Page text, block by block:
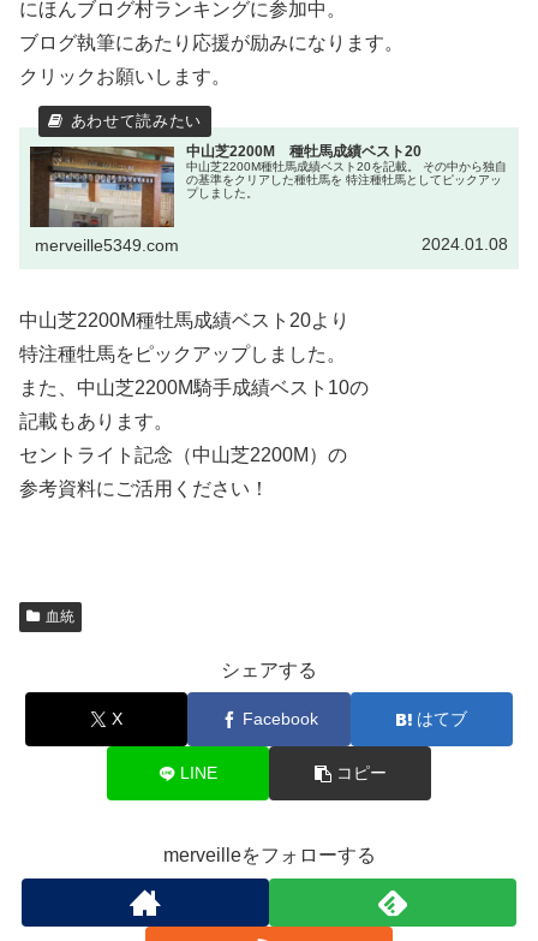
にほんブログ村ランキングに参加中。
ブログ執筆にあたり応援が励みになります。
クリックお願いします。
中山芝2200M 種牡馬成績ベスト20
中山芝2200M種牡馬成績ベスト20を記載。 その中から独自
の基準をクリアした種牡馬を 特注種牡馬としてピックアッ
プしました。
merveille5349.com 2024.01.08
中山芝2200M種牡馬成績ベスト20より
特注種牡馬をピックアップしました。
また、中山芝2200M騎手成績ベスト10の
記載もあります。
セントライト記念（中山芝2200M）の
参考資料にご活用ください！
血統
シェアする
X Facebook はてブ
LINE コピー
merveilleをフォローする